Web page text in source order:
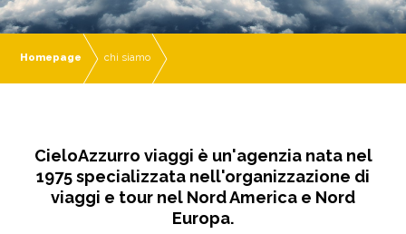
Homepage chi siamo
CieloAzzurro viaggi è un'agenzia nata nel
1975 specializzata nell'organizzazione di
viaggi e tour nel Nord America e Nord
Europa.